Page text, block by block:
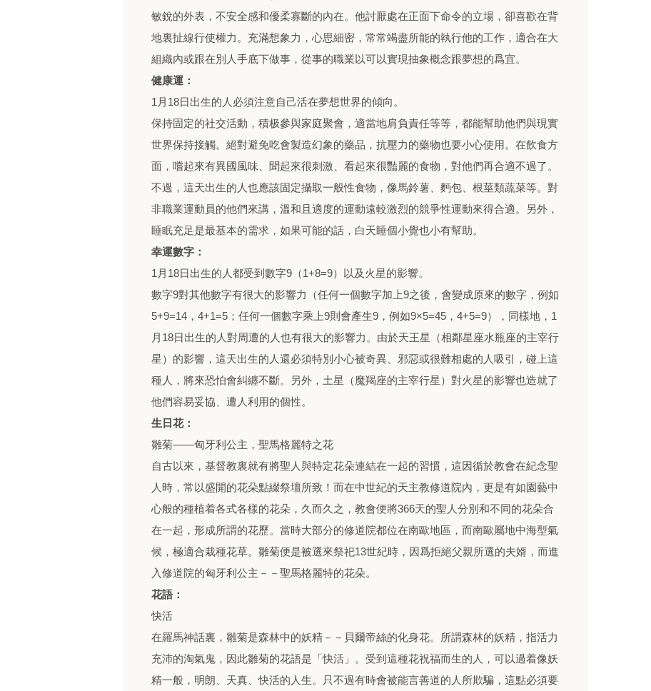
敏銳的外表，不安全感和優柔寡斷的內在。他討厭處在正面下命令的立場，卻喜歡在背
地裏扯線行使權力。充滿想象力，心思細密，常常竭盡所能的執行他的工作，適合在大
組織內或跟在別人手底下做事，從事的職業以可以實現抽象概念跟夢想的爲宜。
健康運：
1月18日出生的人必須注意自己活在夢想世界的傾向。
保持固定的社交活動，積极參與家庭聚會，適當地肩負責任等等，都能幫助他們與現實
世界保持接觸。絕對避免吃會製造幻象的藥品，抗壓力的藥物也要小心使用。在飲食方
面，嚐起來有異國風味、聞起來很刺激、看起來很豔麗的食物，對他們再合適不過了。
不過，這天出生的人也應該固定攝取一般性食物，像馬鈴薯、麪包、根莖類蔬菜等。對
非職業運動員的他們來講，溫和且適度的運動遠較激烈的競爭性運動來得合適。另外，
睡眠充足是最基本的需求，如果可能的話，白天睡個小覺也小有幫助。
幸運數字：
1月18日出生的人都受到數字9（1+8=9）以及火星的影響。
數字9對其他數字有很大的影響力（任何一個數字加上9之後，會變成原來的數字，例如
5+9=14，4+1=5；任何一個數字乘上9則會產生9，例如9×5=45，4+5=9），同樣地，1
月18日出生的人對周遭的人也有很大的影響力。由於天王星（相鄰星座水瓶座的主宰行
星）的影響，這天出生的人還必須特別小心被奇異、邪惡或很難相處的人吸引，碰上這
種人，將來恐怕會糾纏不斷。另外，土星（魔羯座的主宰行星）對火星的影響也造就了
他們容易妥協、遭人利用的個性。
生日花：
雛菊——匈牙利公主，聖馬格麗特之花
自古以來，基督教裏就有將聖人與特定花朵連結在一起的習慣，這因循於教會在紀念聖
人時，常以盛開的花朵點綴祭壇所致！而在中世紀的天主教修道院內，更是有如園藝中
心般的種植着各式各樣的花朵，久而久之，教會便將366天的聖人分別和不同的花朵合
在一起，形成所謂的花歷。當時大部分的修道院都位在南歐地區，而南歐屬地中海型氣
候，極適合栽種花草。雛菊便是被選來祭祀13世紀時，因爲拒絕父親所選的夫婿，而進
入修道院的匈牙利公主－－聖馬格麗特的花朵。
花語：
快活
在羅馬神話裏，雛菊是森林中的妖精－－貝爾帝絲的化身花。所謂森林的妖精，指活力
充沛的淘氣鬼，因此雛菊的花語是「快活」。受到這種花祝福而生的人，可以過着像妖
精一般，明朗、天真、快活的人生。只不過有時會被能言善道的人所欺騙，這點必須要